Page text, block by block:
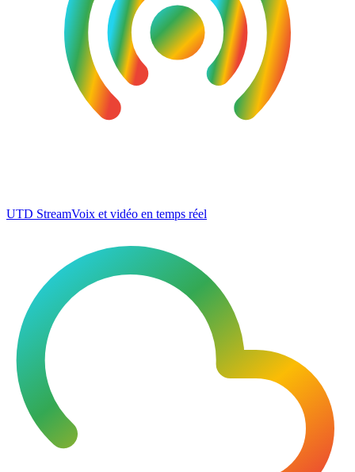
UTD StreamVoix et vidéo en temps réel